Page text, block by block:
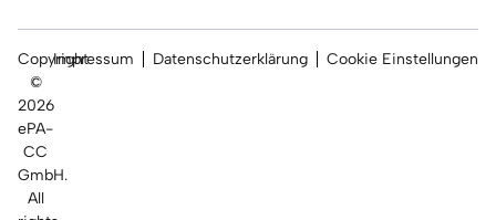
Copyright
©
2026
ePA-
CC
GmbH.
All
Impressum Datenschutzerklärung Cookie Einstellungen